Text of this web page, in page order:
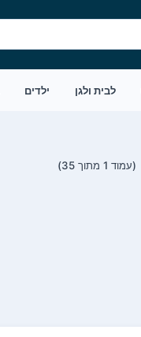
לבית ולגן ילדים
(עמוד 1 מתוך 35)